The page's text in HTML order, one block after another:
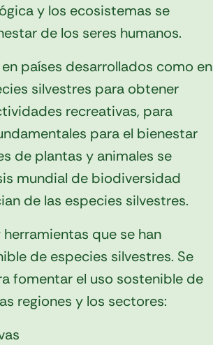
y los ecosistemas se
de los seres humanos.
países desarrollados como en
silvestres para obtener
recreativas, para
para el bienestar
de plantas y animales se
mundial de biodiversidad
de las especies silvestres.
que se han
de especies silvestres. Se
fomentar el uso sostenible de
regiones y los sectores: